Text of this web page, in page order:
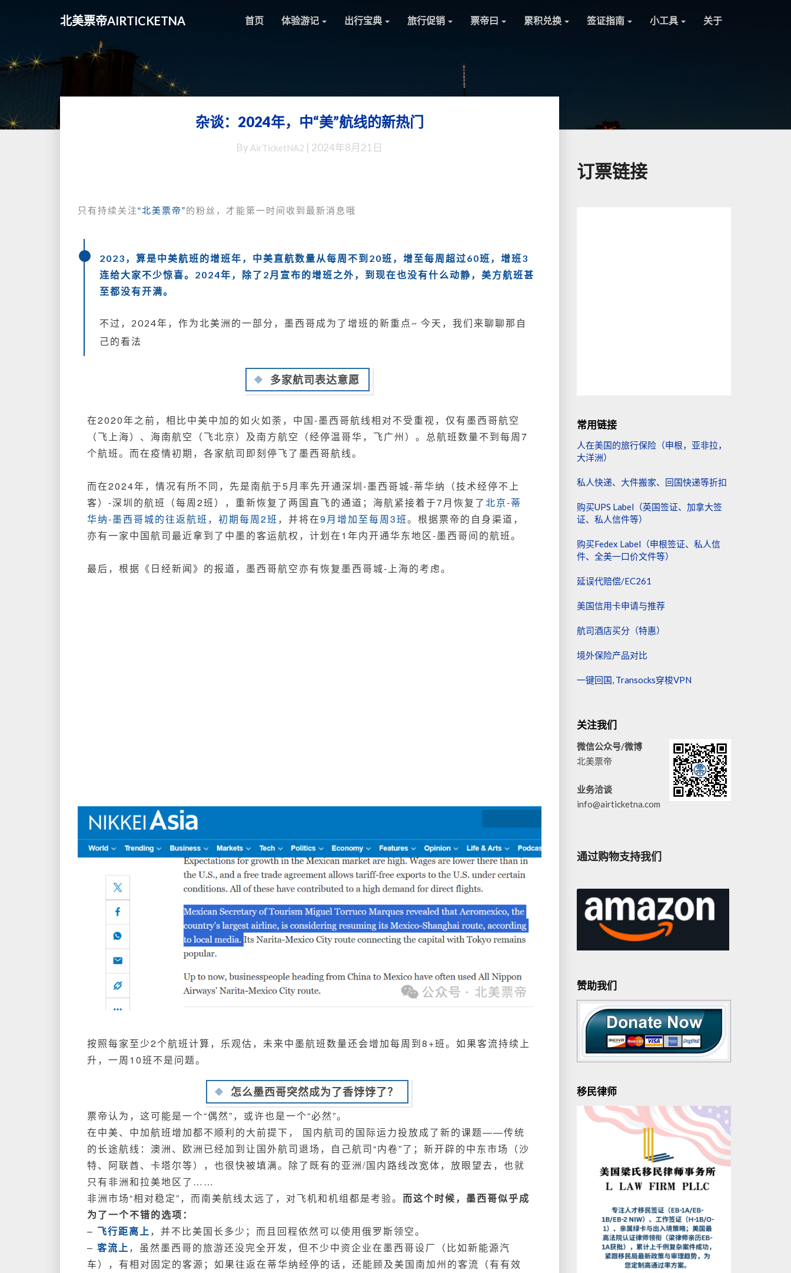
北美票帝AIRTICKETNA 首页 体验游记 出行宝典 旅行促销 票帝曰 累积兑换 签证指南 小工具 关于
杂
2024
航
新
热
门
杂谈：2024年，中“美”航线的新热门
By AirTicketNA2 2024年8月21日
只有持续关注“北美票帝”的粉丝，才能第一时间收到最新消息哦
2023，算是中美航班的增班年，中美直航数量从每周不到20班，增至每周超过60班，增班3
连给大家不少惊喜。2024年，除了2月宣布的增班之外，到现在也没有什么动静，美方航班甚
至都没有开满。
不过，2024年，作为北美洲的一部分，墨西哥成为了增班的新重点~ 今天，我们来聊聊那自
己的看法
多家航司表达意愿
在2020年之前，相比中美中加的如火如荼，中国-墨西哥航线相对不受重视，仅有墨西哥航空
（飞上海）、海南航空（飞北京）及南方航空（经停温哥华，飞广州）。总航班数量不到每周7
个航班。而在疫情初期，各家航司即刻停飞了墨西哥航线。
而在2024年，情况有所不同，先是南航于5月率先开通深圳-墨西哥城-蒂华纳（技术经停不上
客）-深圳的航班（每周2班），重新恢复了两国直飞的通道；海航紧接着于7月恢复了北京-蒂
华纳-墨西哥城的往返航班，初期每周2班 ，并将在9月增加至每周3班。根据票帝的自身渠道，
亦有一家中国航司最近拿到了中墨的客运航权，计划在1年内开通华东地区-墨西哥间的航班。
最后，根据《日经新闻》的报道，墨西哥航空亦有恢复墨西哥城-上海的考虑。
按照每家至少2个航班计算，乐观估，未来中墨航班数量还会增加每周到8+班。如果客流持续上
升，一周10班不是问题。
怎么墨西哥突然成为了香饽饽了？
票帝认为，这可能是一个“偶然”，或许也是一个“必然”。
在中美、中加航班增加都不顺利的大前提下， 国内航司的国际运力投放成了新的课题——传统
的长途航线：澳洲、欧洲已经加到让国外航司退场，自己航司“内卷”了；新开辟的中东市场（沙
特、阿联酋、卡塔尔等），也很快被填满。除了既有的亚洲/国内路线改宽体，放眼望去，也就
只有非洲和拉美地区了……
非洲市场“相对稳定”，而南美航线太远了，对飞机和机组都是考验。 而这个时候，墨西哥似乎成
为了一个不错的选项：
– 飞行距离上，并不比美国长多少；而且回程依然可以使用俄罗斯领空。
– 客流上， 虽然墨西哥的旅游还没完全开发，但不少中资企业在墨西哥设厂（比如新能源汽
车），有相对固定的客源；如果往返在蒂华纳经停的话，还能顾及美国南加州的客流（有有效
订票链接
常用链接
人在美国的旅行保险（申根，亚非拉，
大洋洲）
私人快递、大件搬家、回国快递等折扣
购买UPS Label（英国签证、加拿大签
证、私人信件等）
购买Fedex Label（申根签证、私人信
件、全美一口价文件等）
延误代赔偿/EC261
美国信用卡申请与推荐
航司酒店买分（特惠）
境外保险产品对比
一键回国, Transocks穿梭VPN
关注我们
微信公众号/微博
北美票帝
业务洽谈
info@airticketna.com
通过购物支持我们
赞助我们
移民律师